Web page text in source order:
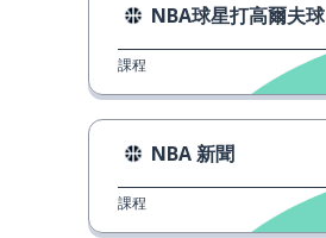
NBA球星打高爾夫球
課程
NBA 新聞
課程